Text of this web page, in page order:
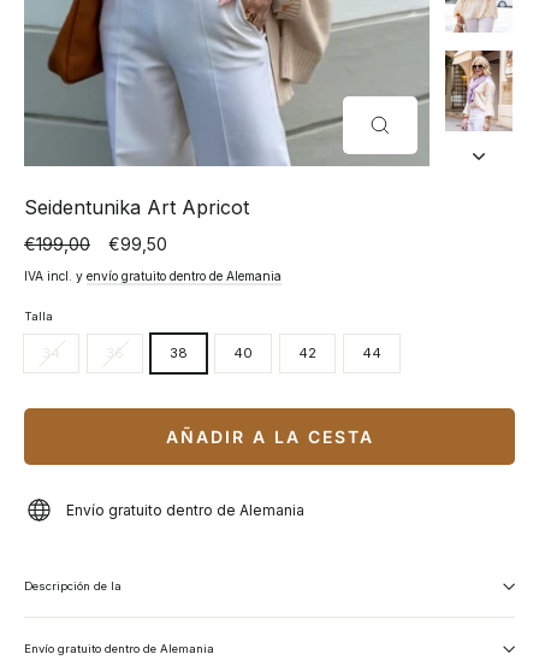
CERRAR
(ESC)
Seidentunika Art Apricot
Precio
normal
€199,00
Precio
especial
€99,50
IVA incl. y envío gratuito dentro de Alemania
Talla
34 36 38 40 42 44
AÑADIR A LA CESTA
Envío gratuito dentro de Alemania
Descripción de la
Envío gratuito dentro de Alemania